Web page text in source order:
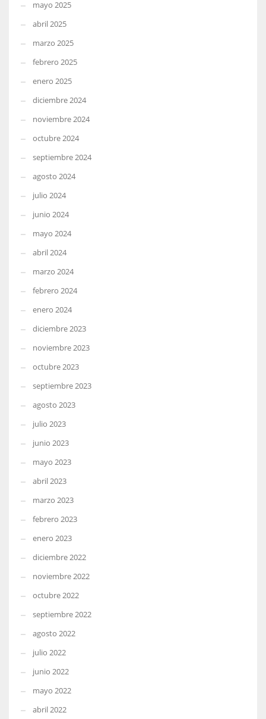
mayo 2025
abril 2025
marzo 2025
febrero 2025
enero 2025
diciembre 2024
noviembre 2024
octubre 2024
septiembre 2024
agosto 2024
julio 2024
junio 2024
mayo 2024
abril 2024
marzo 2024
febrero 2024
enero 2024
diciembre 2023
noviembre 2023
octubre 2023
septiembre 2023
agosto 2023
julio 2023
junio 2023
mayo 2023
abril 2023
marzo 2023
febrero 2023
enero 2023
diciembre 2022
noviembre 2022
octubre 2022
septiembre 2022
agosto 2022
julio 2022
junio 2022
mayo 2022
abril 2022